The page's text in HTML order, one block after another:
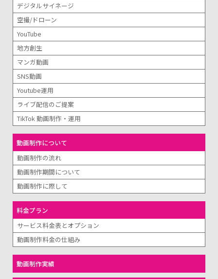
デジタルサイネージ
空撮/ドローン
YouTube
地方創生
マンガ動画
SNS動画
Youtube運用
ライブ配信のご提案
TikTok 動画制作・運用
動画制作について
動画制作の流れ
動画制作期間について
動画制作に際して
料金プラン
サービス料金表とオプション
動画制作料金の仕組み
動画制作実績